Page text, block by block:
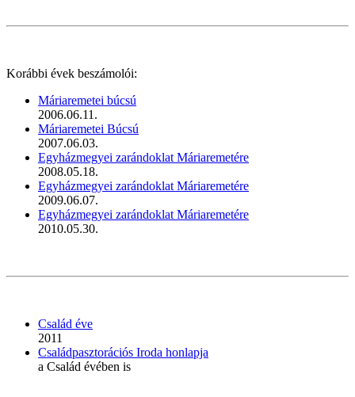
Korábbi évek beszámolói:
Máriaremetei búcsú
2006.06.11.
Máriaremetei Búcsú
2007.06.03.
Egyházmegyei zarándoklat Máriaremetére
2008.05.18.
Egyházmegyei zarándoklat Máriaremetére
2009.06.07.
Egyházmegyei zarándoklat Máriaremetére
2010.05.30.
Család éve
2011
Családpasztorációs Iroda honlapja
a Család évében is